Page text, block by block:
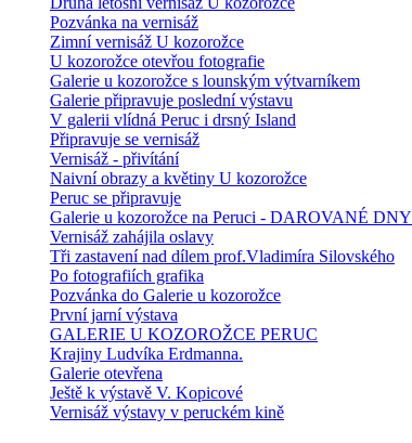
Pozvánka na vernisáž
Zimní vernisáž U kozorožce
U kozorožce otevřou fotografie
Galerie u kozorožce s lounským výtvarníkem
Galerie připravuje poslední výstavu
V galerii vlídná Peruc i drsný Island
Připravuje se vernisáž
Vernisáž - přivítání
Naivní obrazy a květiny U kozorožce
Peruc se připravuje
Galerie u kozorožce na Peruci - DAROVANÉ DNY
Vernisáž zahájila oslavy
Tři zastavení nad dílem prof.Vladimíra Silovského
Po fotografiích grafika
Pozvánka do Galerie u kozorožce
První jarní výstava
GALERIE U KOZOROŽCE PERUC
Krajiny Ludvíka Erdmanna.
Galerie otevřena
Ještě k výstavě V. Kopicové
Vernisáž výstavy v peruckém kině